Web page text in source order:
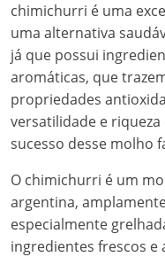
chimichurri é uma
uma alternativa
já que possui
aromáticas, que
propriedades
versatilidade e
sucesso desse molho
O chimichurri é um
argentina,
especialmente
ingredientes frescos